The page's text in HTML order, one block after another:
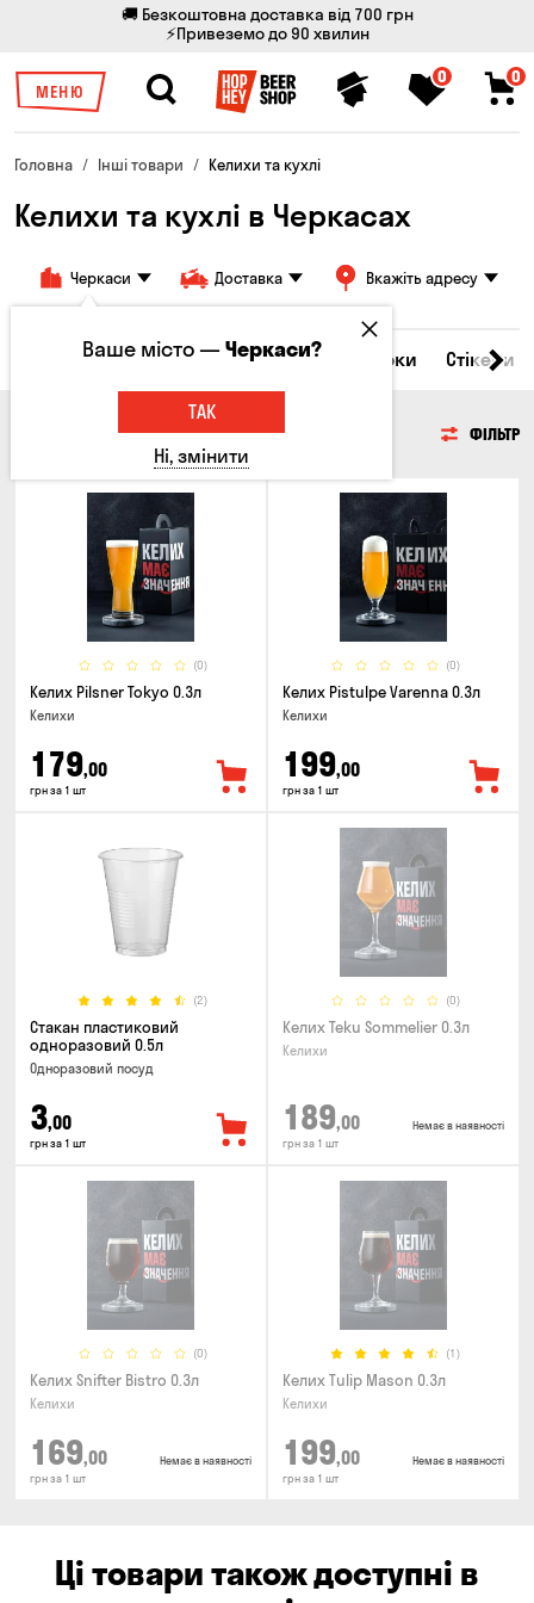
🚚 Безкоштовна доставка від 700 грн
⚡Привеземо до 90 хвилин
МЕНЮ
0 0
Головна Інші товари Келихи та кухлі
Келихи та кухлі в Черкасах
Черкаси Доставка Вкажіть адресу
Всі товари Келихи та кухлі Брелоки Стікери
КЕЛИХИ ТА КУХЛІ ФІЛЬТР
(0)
Келих Pilsner Tokyo 0.3л
Келихи
179,00
грн за 1 шт
(0)
Келих Pistulpe Varenna 0.3л
Келихи
199,00
грн за 1 шт
(2)
Стакан пластиковий
одноразовий 0.5л
Одноразовий посуд
3,00
грн за 1 шт
(0)
Келих Teku Sommelier 0.3л
Келихи
189,00
грн за 1 шт
Немає в наявності
(0)
Келих Snifter Bistro 0.3л
Келихи
169,00
грн за 1 шт
Немає в наявності
(1)
Келих Tulip Mason 0.3л
Келихи
199,00
грн за 1 шт
Немає в наявності
Ці товари також доступні в
Ваше місто —Черкаси?
ТАК
Ні, змінити